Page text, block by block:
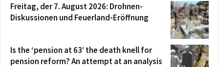
Freitag, der 7. August 2026: Drohnen-
Diskussionen und Feuerland-Eröffnung
Is the ‘pension at 63’ the death knell for
pension reform? An attempt at an analysis